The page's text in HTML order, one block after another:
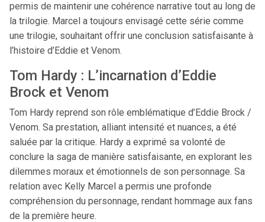
permis de maintenir une cohérence narrative tout au long de
la trilogie. Marcel a toujours envisagé cette série comme
une trilogie, souhaitant offrir une conclusion satisfaisante à
l’histoire d’Eddie et Venom.
Tom Hardy : L’incarnation d’Eddie
Brock et Venom
Tom Hardy reprend son rôle emblématique d’Eddie Brock /
Venom. Sa prestation, alliant intensité et nuances, a été
saluée par la critique. Hardy a exprimé sa volonté de
conclure la saga de manière satisfaisante, en explorant les
dilemmes moraux et émotionnels de son personnage. Sa
relation avec Kelly Marcel a permis une profonde
compréhension du personnage, rendant hommage aux fans
de la première heure.